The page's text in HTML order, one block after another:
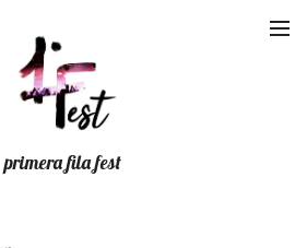
primera fila fest